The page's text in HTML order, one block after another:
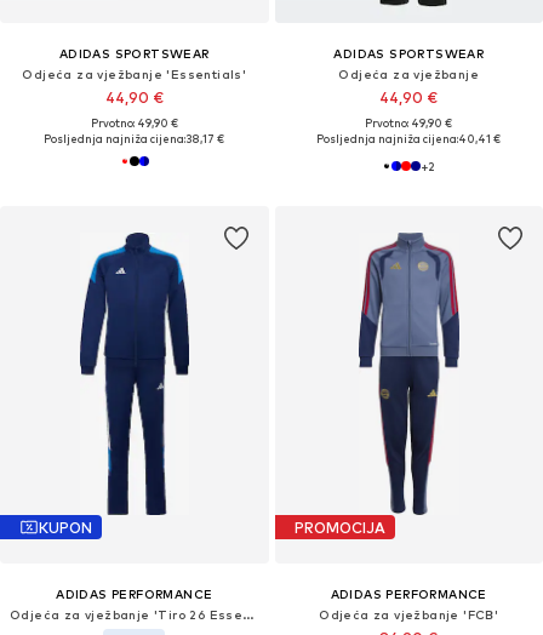
ADIDAS SPORTSWEAR
Odjeća za vježbanje 'Essentials'
44,90 €
Prvotno: 49,90 €
Posljednja najniža cijena:38,17 €
ADIDAS SPORTSWEAR
Odjeća za vježbanje
44,90 €
Prvotno: 49,90 €
Posljednja najniža cijena:40,41 €
+2
KUPON
ADIDAS PERFORMANCE
Odjeća za vježbanje 'Tiro 26 Essentials'
PROMOCIJA
ADIDAS PERFORMANCE
Odjeća za vježbanje 'FCB'